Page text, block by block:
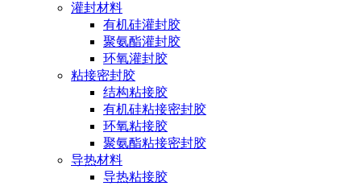
灌封材料
有机硅灌封胶
聚氨酯灌封胶
环氧灌封胶
粘接密封胶
结构粘接胶
有机硅粘接密封胶
环氧粘接胶
聚氨酯粘接密封胶
导热材料
导热粘接胶